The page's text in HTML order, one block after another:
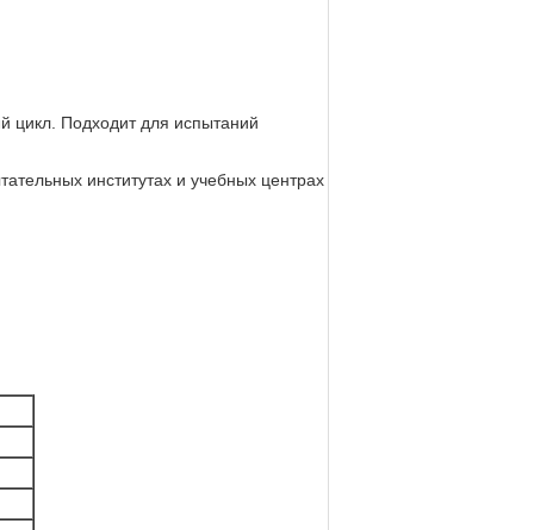
цикл. Подходит для испытаний
институтах и учебных центрах